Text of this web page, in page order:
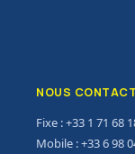
NOUS
Fixe : +33 1 71 68
Mobile : +33 6 98